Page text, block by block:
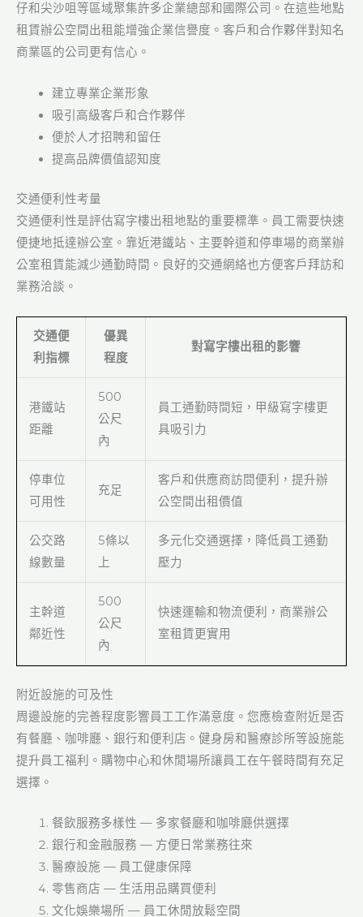
仔和尖沙咀等區域聚集許多企業總部和國際公司。在這些地點
租賃辦公空間出租能增強企業信譽度。客戶和合作夥伴對知名
商業區的公司更有信心。
建立專業企業形象
吸引高級客戶和合作夥伴
便於人才招聘和留任
提高品牌價值認知度
交通便利性考量
交通便利性是評估寫字樓出租地點的重要標準。員工需要快速
便捷地抵達辦公室。靠近港鐵站、主要幹道和停車場的商業辦
公室租賃能減少通勤時間。良好的交通網絡也方便客戶拜訪和
業務洽談。
交通便
利指標
優異
程度
對寫字樓出租的影響
港鐵站
距離
500
公尺
內
員工通勤時間短，甲級寫字樓更
具吸引力
停車位
可用性
充足
客戶和供應商訪問便利，提升辦
公空間出租價值
公交路
線數量
5條以
上
多元化交通選擇，降低員工通勤
壓力
主幹道
鄰近性
500
公尺
內
快速運輸和物流便利，商業辦公
室租賃更實用
附近設施的可及性
周邊設施的完善程度影響員工工作滿意度。您應檢查附近是否
有餐廳、咖啡廳、銀行和便利店。健身房和醫療診所等設施能
提升員工福利。購物中心和休閒場所讓員工在午餐時間有充足
選擇。
餐飲服務多樣性 — 多家餐廳和咖啡廳供選擇
銀行和金融服務 — 方便日常業務往來
醫療設施 — 員工健康保障
零售商店 — 生活用品購買便利
文化娛樂場所 — 員工休閒放鬆空間